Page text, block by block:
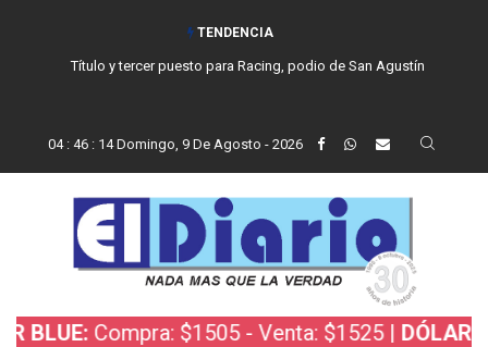
TENDENCIA
Título y tercer puesto para Racing, podio de San Agustín
04: 46 : 15 Domingo, 9 De Agosto - 2026
Compra: $1505 - Venta: $1525 | DÓLAR BOLSA: